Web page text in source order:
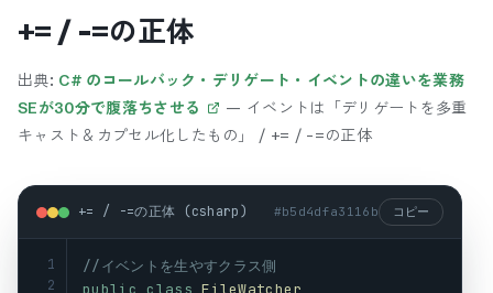
+= / -=の正体
出典: C# のコールバック・デリゲート・イベントの違いを業務
SEが30分で腹落ちさせる
— イベントは「デリゲートを多重
キャスト＆カプセル化したもの」 / += / -=の正体
+= / -=の正体 (csharp) #b5d4dfa3116b コピー
1
2
//イベントを生やすクラス側
public
class FileWatcher